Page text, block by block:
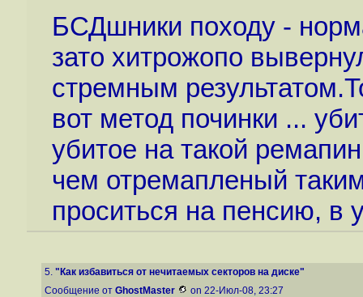
БСДшники походу -
зато хитрожопо
стремным
вот метод починки ...
убитое на такой
чем отремапленый
проситься на пенсию, в
5. "Как избавиться от нечитаемых секторов на диске"
Сообщение от GhostMaster on 22-Июл-08, 23:27